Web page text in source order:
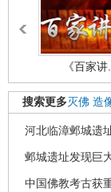
《百家讲..
搜索更多灭佛 造
河北临漳邺城遗
邺城遗址发现巨
中国佛教考古获